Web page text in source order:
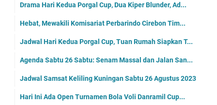
Drama Hari Kedua Porgal Cup, Dua Kiper Blunder, Ad...
Hebat, Mewakili Komisariat Perbarindo Cirebon Tim...
Jadwal Hari Kedua Porgal Cup, Tuan Rumah Siapkan T...
Agenda Sabtu 26 Sabtu: Senam Massal dan Jalan San...
Jadwal Samsat Keliling Kuningan Sabtu 26 Agustus 2023
Hari Ini Ada Open Turnamen Bola Voli Danramil Cup...